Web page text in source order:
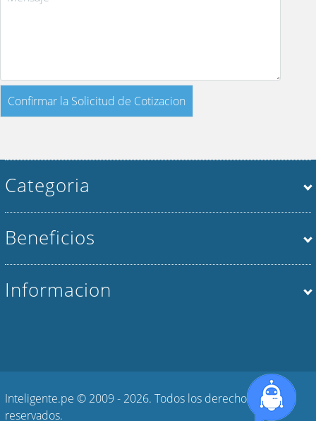
Confirmar la Solicitud de Cotizacion
Categoria
Beneficios
Informacion
Inteligente.pe © 2009 - 2026. Todos los derechos
reservados.